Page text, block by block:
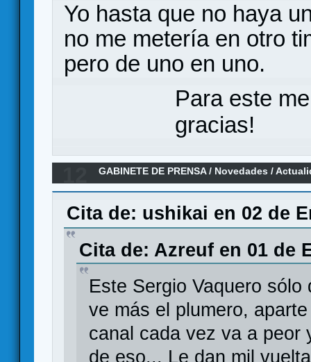
Yo hasta que no haya
no me metería en otro
pero de uno en uno.
Para este
gracias!
GABINETE DE PRENSA/ Novedades /
Cita de: ushikai en 02 de
Cita de: Azreuf en 01 de
Este Sergio Vaquero
ve más el plumero,
canal cada vez va a peor
de eso... Le dan mil